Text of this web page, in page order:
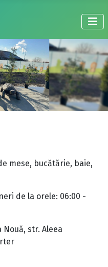
mese, bucătărie, baie,
de la orele: 06:00 -
Nouă, str. Aleea